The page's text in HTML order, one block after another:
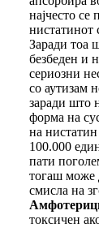
најчесто
нистатинот
Заради тоа
безбеден и
сериозни
со аутизам
заради што
форма на
на
100.000
пати
тогаш може
смисла на
токсичен